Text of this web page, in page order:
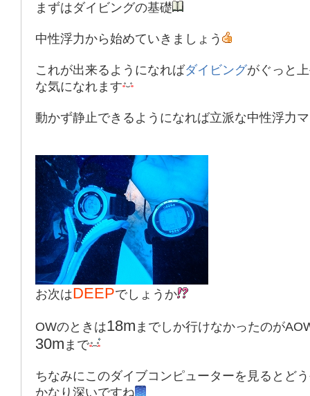
まずはダイビングの基礎
中性浮力から始めていきましょう
これが出来るようになればダイビングがぐっと
な気になれます
動かず静止できるようになれば立派な中性浮力
お次はDEEPでしょうか
OWのときは18m までしか行けなかったのが
30m まで
ちなみにこのダイブコンピューターを見るとど
かなり深いですね